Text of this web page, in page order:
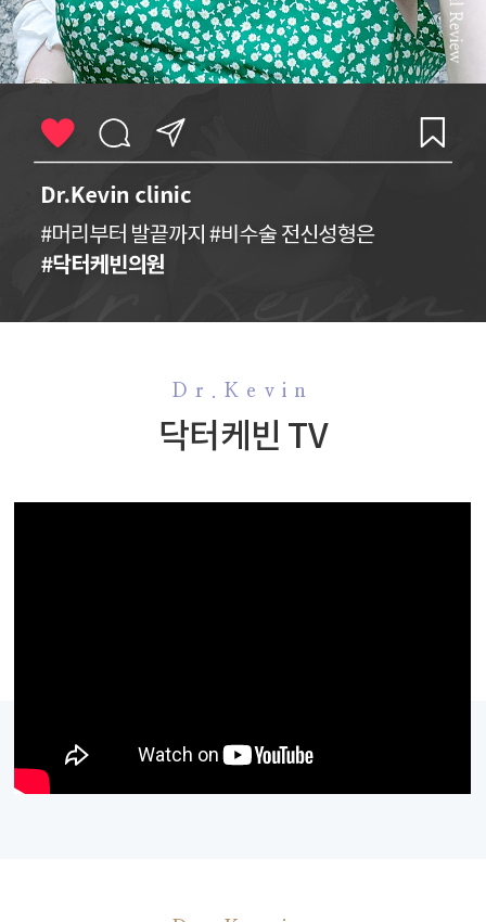
Dr.Kevin
닥터케빈 TV